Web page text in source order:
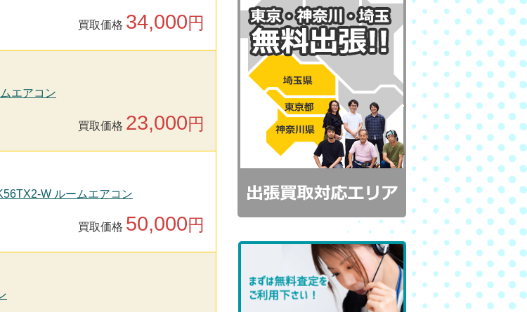
買取価格 34,000円
エアコン
買取価格 23,000円
W ルームエアコン
買取価格 50,000円